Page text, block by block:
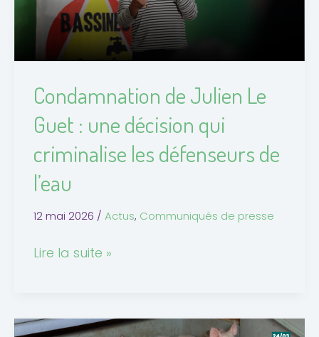
Condamnation de Julien Le
Guet : une décision qui
criminalise les défenseurs de
l’eau
12 mai 2026 / Actus, Communiqués de presse
une
décision
qui
les
défenseurs
l’eau
Lire la suite »
Non